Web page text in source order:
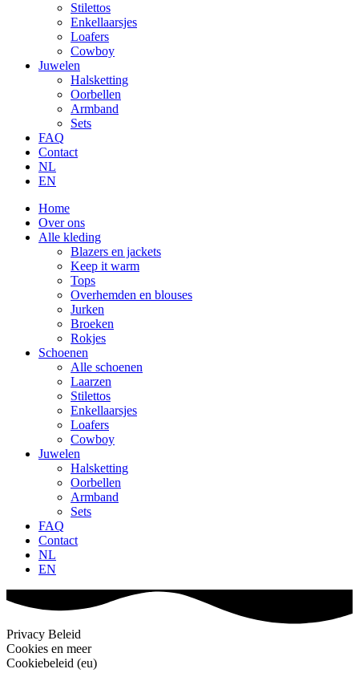
Stilettos
Enkellaarsjes
Loafers
Cowboy
Juwelen
Halsketting
Oorbellen
Armband
Sets
FAQ
Contact
NL
EN
Home
Over ons
Alle kleding
Blazers en jackets
Keep it warm
Tops
Overhemden en blouses
Jurken
Broeken
Rokjes
Schoenen
Alle schoenen
Laarzen
Stilettos
Enkellaarsjes
Loafers
Cowboy
Juwelen
Halsketting
Oorbellen
Armband
Sets
FAQ
Contact
NL
EN
Privacy Beleid
Cookies en meer
Cookiebeleid (eu)